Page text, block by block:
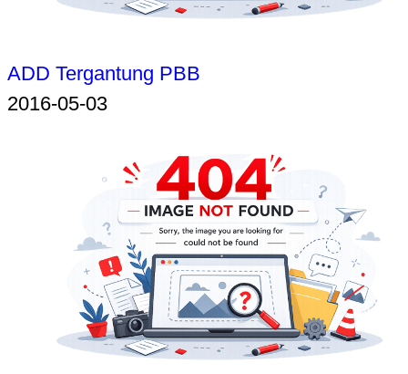
ADD Tergantung PBB
2016-05-03